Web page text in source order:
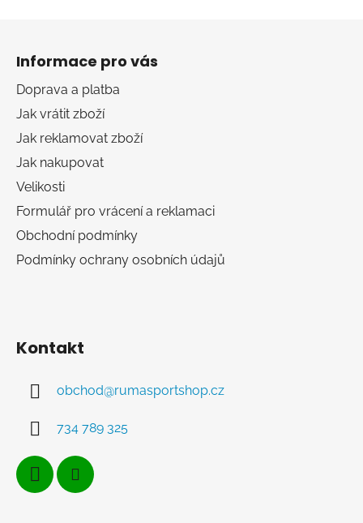
Informace pro vás
Doprava a platba
Jak vrátit zboží
Jak reklamovat zboží
Jak nakupovat
Velikosti
Formulář pro vrácení a reklamaci
Obchodní podmínky
Podmínky ochrany osobních údajů
Kontakt
obchod@rumasportshop.cz
734 789 325